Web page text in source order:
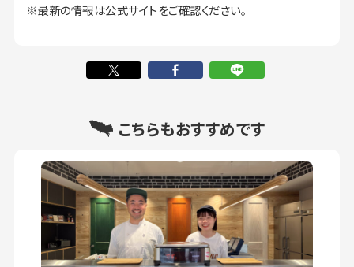
※最新の情報は公式サイトをご確認ください。
こちらもおすすめです